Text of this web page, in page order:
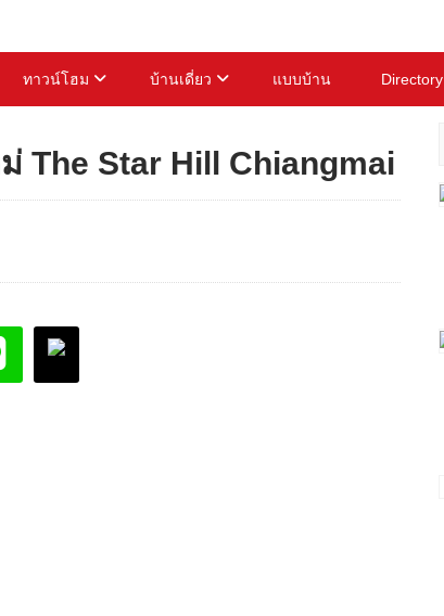
ทาวน์โฮม บ้านเดี่ยว แบบบ้าน Directory
The Star Hill Chiangmai